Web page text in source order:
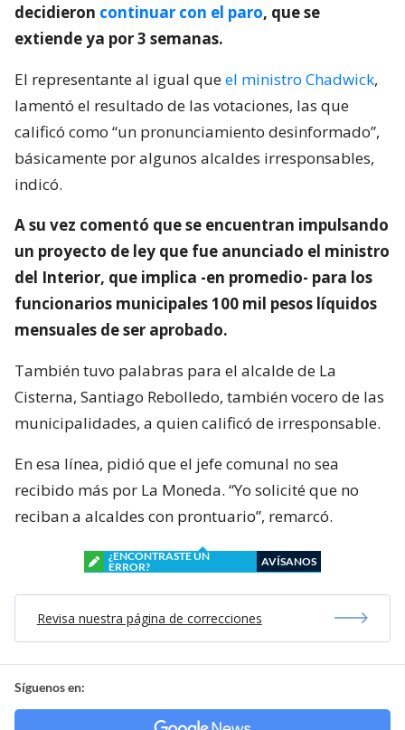
decidieron continuar con el paro, que se
extiende ya por 3 semanas.
El representante al igual queel ministro Chadwick,
lamentó el resultado de las votaciones, las que
calificó como “un pronunciamiento desinformado”,
básicamente por algunos alcaldes irresponsables,
indicó.
A su vez comentó que se encuentran impulsando
un proyecto de ley que fue anunciado el ministro
del Interior, que implica -en promedio- para los
funcionarios municipales 100 mil pesos líquidos
mensuales de ser aprobado.
También tuvo palabras para el alcalde de La
Cisterna, Santiago Rebolledo, también vocero de las
municipalidades, a quien calificó de irresponsable.
En esa línea, pidió que el jefe comunal no sea
recibido más por La Moneda. “Yo solicité que no
reciban a alcaldes con prontuario”, remarcó.
¿ENCONTRASTE UN
ERROR?
AVÍSANOS
Revisa nuestra página de correcciones
Síguenos en: